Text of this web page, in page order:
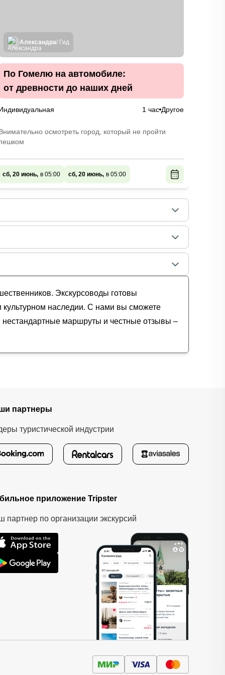
Александра/ Гид
По Гомелю на автомобиле:
от древности до наших дней
1 час Другое
осмотреть город, который не пройти
сб, 20 июнь, в 05:00 сб, 20 июнь, в 05:00
Экскурсоводы готовы
культурном наследии. С нами вы сможете
нестандартные маршруты и честные отзывы –
партнеры
туристической индустрии
приложение Tripster
партнер по организации экскурсий